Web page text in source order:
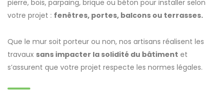
pierre, bois, parpaing, brique ou béton pour installer selon
votre projet : fenêtres, portes, balcons ou terrasses.
Que le mur soit porteur ou non, nos artisans réalisent les
travaux sans impacter la solidité du bâtiment et
s’assurent que votre projet respecte les normes légales.